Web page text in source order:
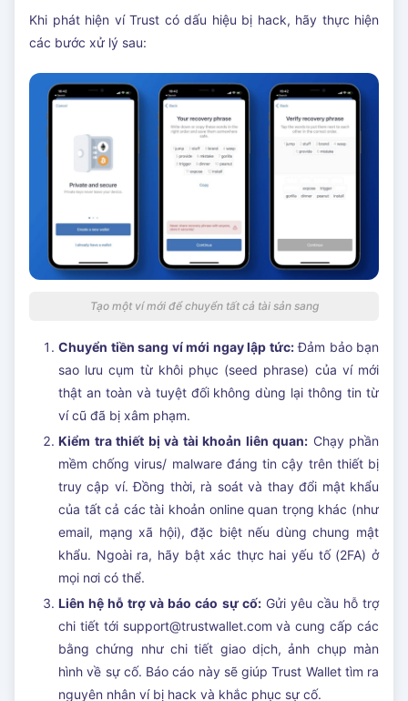
Khi phát hiện ví Trust có dấu hiệu bị hack, hãy thực hiện
các bước xử lý sau:
Tạo một ví mới để chuyển tất cả tài sản sang
Chuyển tiền sang ví mới ngay lập tức:Đảm bảo bạn
sao lưu cụm từ khôi phục (seed phrase) của ví mới
thật an toàn và tuyệt đối không dùng lại thông tin từ
ví cũ đã bị xâm phạm.
Kiểm tra thiết bị và tài khoản liên quan: Chạy phần
mềm chống virus/ malware đáng tin cậy trên thiết bị
truy cập ví. Đồng thời, rà soát và thay đổi mật khẩu
của tất cả các tài khoản online quan trọng khác (như
email, mạng xã hội), đặc biệt nếu dùng chung mật
khẩu. Ngoài ra, hãy bật xác thực hai yếu tố (2FA) ở
mọi nơi có thể.
Liên hệ hỗ trợ và báo cáo sự cố:Gửi yêu cầu hỗ trợ
chi tiết tới support@trustwallet.com và cung cấp các
bằng chứng như chi tiết giao dịch, ảnh chụp màn
hình về sự cố. Báo cáo này sẽ giúp Trust Wallet tìm ra
nguyên nhân ví bị hack và khắc phục sự cố.